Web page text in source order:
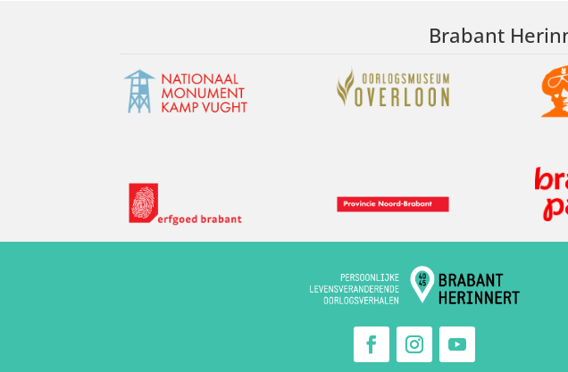
Brabant